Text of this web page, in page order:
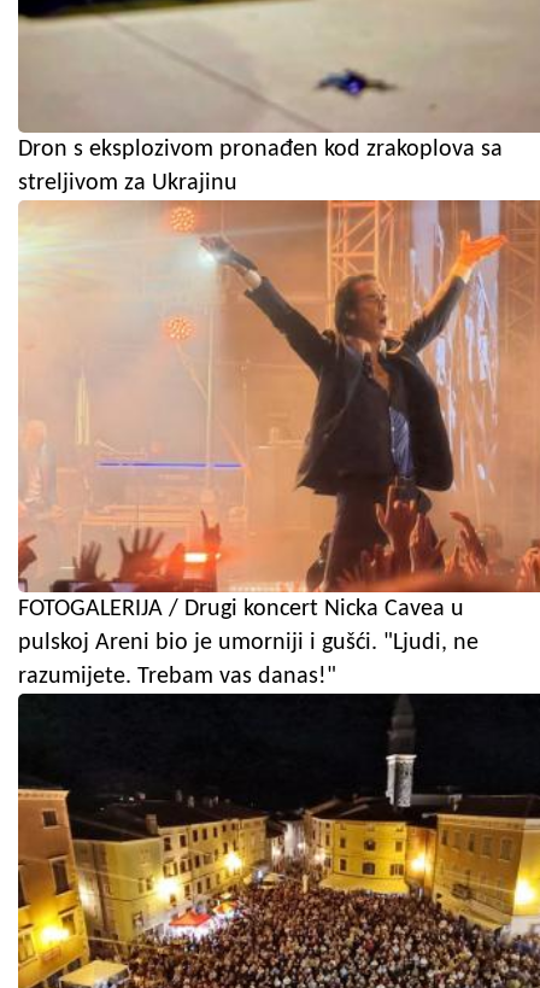
Dron s eksplozivom pronađen kod zrakoplova sa
streljivom za Ukrajinu
FOTOGALERIJA / Drugi koncert Nicka Cavea u
pulskoj Areni bio je umorniji i gušći. "Ljudi, ne
razumijete. Trebam vas danas!"